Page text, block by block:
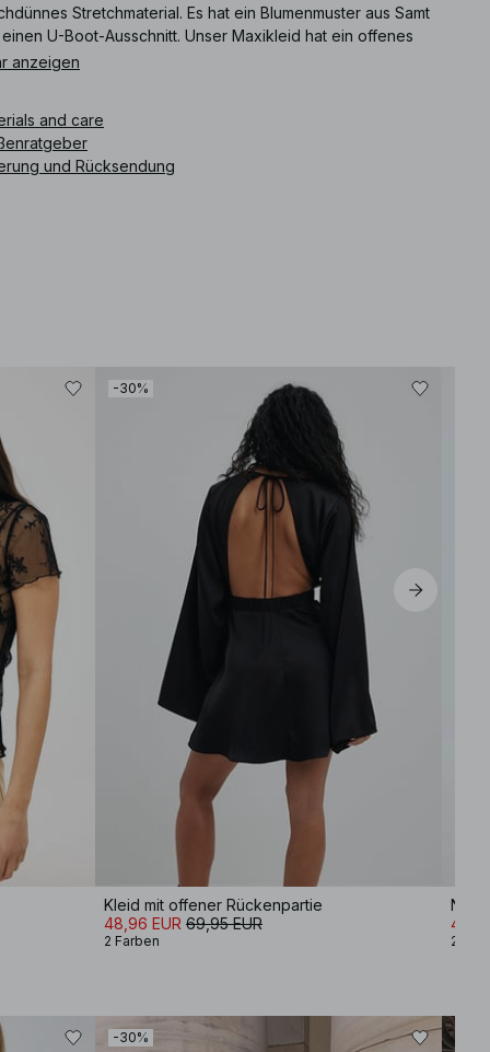
Stretchmaterial. Es hat ein Blumenmuster aus Samt
U-Boot-Ausschnitt. Unser Maxikleid hat ein offenes
Design mit einem Knopfverschluss auf der Rückseite des
anzeigen
and care
und Rücksendung
-30%
Kleid mit offener Rückenpartie
48,96 EUR 69,95 EUR
2 Farben 2
-30%